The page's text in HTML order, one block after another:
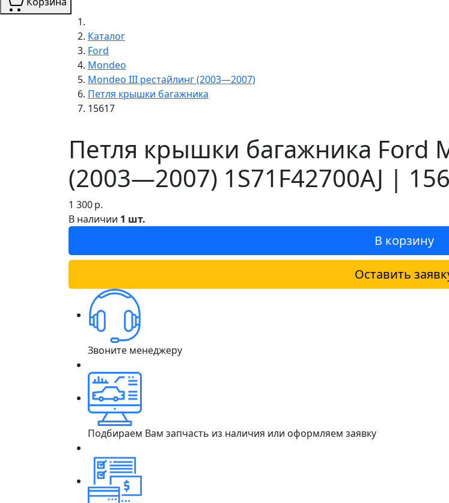
Каталог
Ford
Mondeo
Mondeo III рестайлинг (2003—2007)
Петля крышки багажника
15617
Петля крышки багажника Ford
(2003—2007) 1S71F42700AJ |
1 300р.
В наличии 1 шт.
В корзину
Оставить
Звоните менеджеру
Подбираем Вам запчасть из наличия или оформляем заявку